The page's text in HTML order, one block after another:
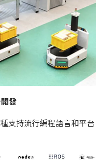
發
支持流行編程語言和平台